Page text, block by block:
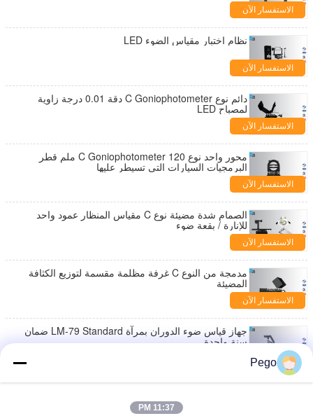
الاستفسار الآن
نظام اختبار مقياس الضوء LED
الاستفسار الآن
دائم نوع C Goniophotometer دقة 0.01 درجة زاوية
لمصباح LED
الاستفسار الآن
محور واحد نوع C Goniophotometer 120 ملم قطر
البرمجيات السيارات التي تسيطر عليها
الاستفسار الآن
الصمام شدة مضيئة نوع C مقياس المنظار عمود واحد
للإنارة / بقعة ضوء
الاستفسار الآن
مدمجة من النوع C غرفة مظلمة مقسمة لتوزيع الكثافة
المضيئة
الاستفسار الآن
جهاز قياس ضوء الدوران بمرآة LM-79 Standard ضمان
سنة واحدة
الاستفسار الآن
Pego
11:37 PM